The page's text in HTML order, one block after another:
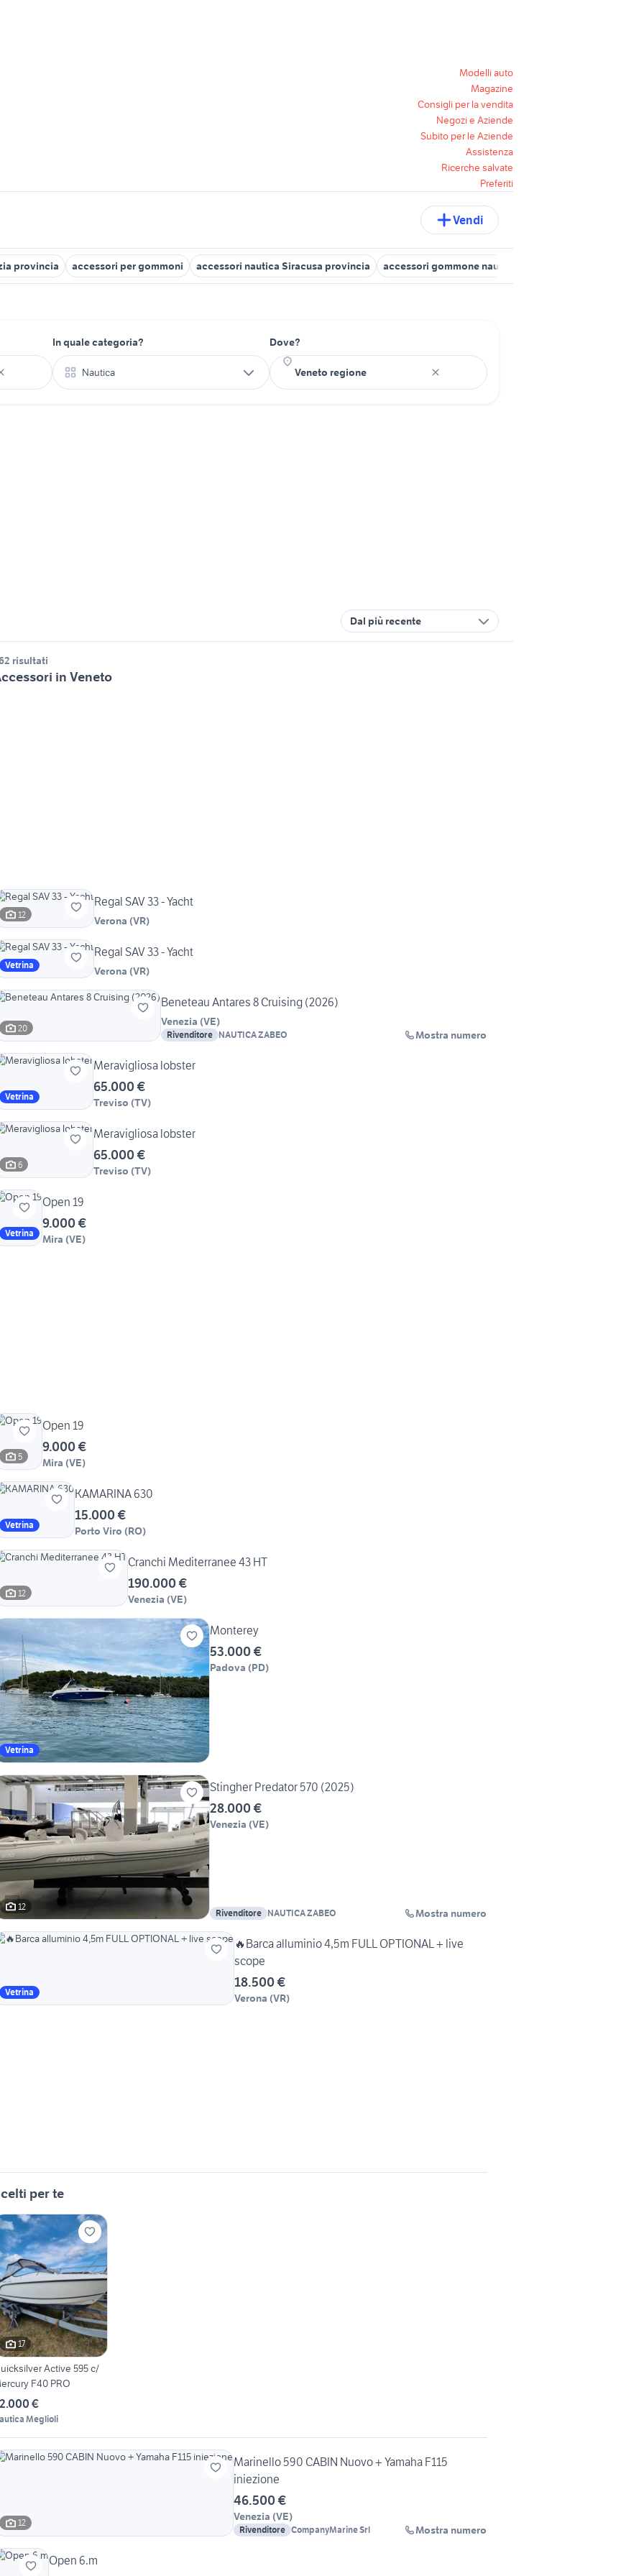
Modelli auto
Magazine
Consigli per la vendita
Negozi e Aziende
Subito per le Aziende
Assistenza
Ricerche salvate
Preferiti
Vendi
provincia accessori per gommoni accessori nautica Siracusa provincia accessori gommone nautica
In quale categoria?
Nautica
Dove?
Dal più recente
risultati
in Veneto
12
Regal SAV 33 - Yacht
Verona (VR)
Vetrina
Regal SAV 33 - Yacht
Verona (VR)
20
Beneteau Antares 8 Cruising (2026)
Venezia (VE)
Rivenditore NAUTICA ZABEO Mostra numero
Vetrina
Meravigliosa lobster
65.000 €
Treviso (TV)
6
Meravigliosa lobster
65.000 €
Treviso (TV)
Vetrina
Open 19
9.000 €
Mira (VE)
5
Open 19
9.000 €
Mira (VE)
Vetrina
KAMARINA 630
15.000 €
Porto Viro (RO)
12
Cranchi Mediterranee 43 HT
190.000 €
Venezia (VE)
Vetrina
Monterey
53.000 €
Padova (PD)
12
Stingher Predator 570 (2025)
28.000 €
Venezia (VE)
Rivenditore NAUTICA ZABEO Mostra numero
Vetrina
🔥Barca alluminio 4,5m FULL OPTIONAL + live
scope
18.500 €
Verona (VR)
per te
17
Active 595 c/
F40 PRO
€
Meglioli
12
Marinello 590 CABIN Nuovo + Yamaha F115
iniezione
46.500 €
Venezia (VE)
Rivenditore CompanyMarine Srl Mostra numero
Open 6.m